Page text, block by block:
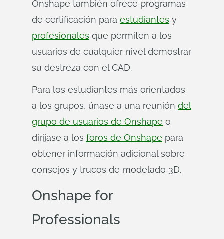
Onshape también ofrece programas
de certificación para estudiantes y
profesionales que permiten a los
usuarios de cualquier nivel demostrar
su destreza con el CAD.
Para los estudiantes más orientados
a los grupos, únase a una reunión del
grupo de usuarios de Onshape o
diríjase a los foros de Onshape para
obtener información adicional sobre
consejos y trucos de modelado 3D.
Onshape for
Professionals